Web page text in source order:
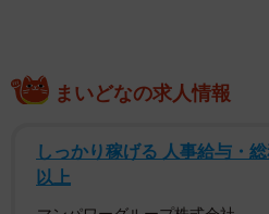
まいどなの求人情報
しっかり稼げる 人事給与・
以上